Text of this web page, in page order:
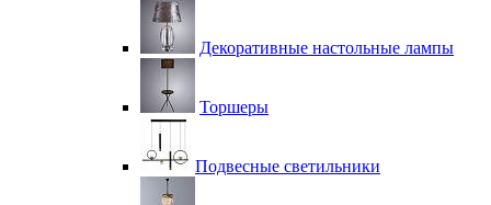
Декоративные настольные лампы
Торшеры
Подвесные светильники